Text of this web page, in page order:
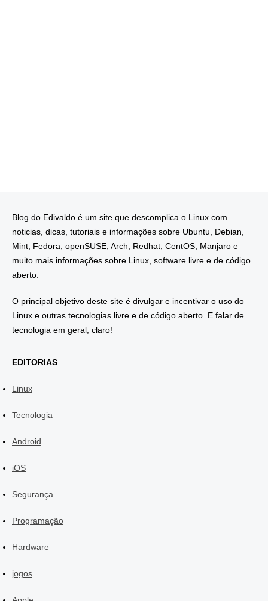
Blog do Edivaldo é um site que descomplica o Linux com
noticias, dicas, tutoriais e informações sobre Ubuntu, Debian,
Mint, Fedora, openSUSE, Arch, Redhat, CentOS, Manjaro e
muito mais informações sobre Linux, software livre e de código
aberto.
O principal objetivo deste site é divulgar e incentivar o uso do
Linux e outras tecnologias livre e de código aberto. E falar de
tecnologia em geral, claro!
EDITORIAS
Linux
Tecnologia
Android
iOS
Segurança
Programação
Hardware
jogos